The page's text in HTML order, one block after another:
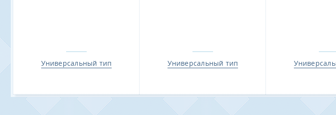
Универсальный тип Универсальный тип